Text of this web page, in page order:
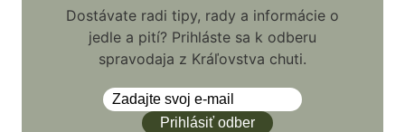
Dostávate radi tipy, rady a informácie o
jedle a pití? Prihláste sa k odberu
spravodaja z Kráľovstva chuti.